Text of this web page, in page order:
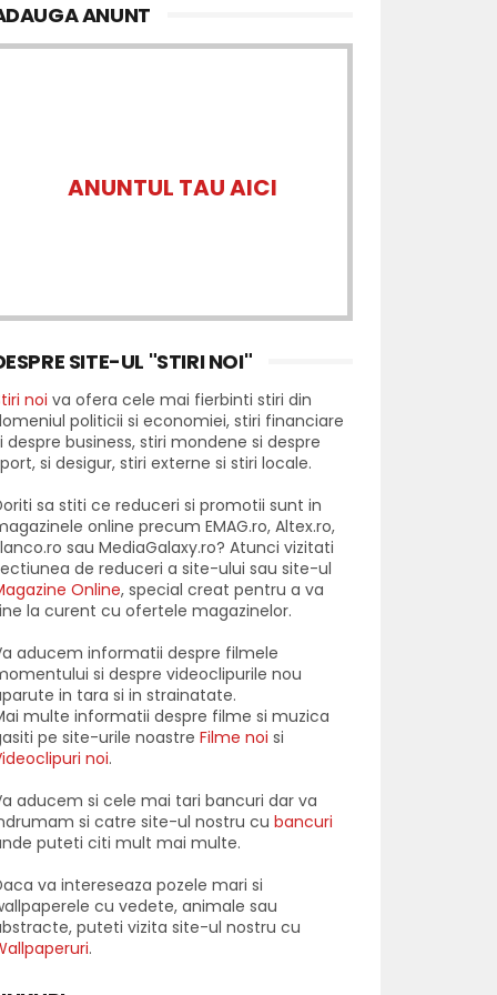
ANUNT
ANUNTUL TAU AICI
SITE-UL "STIRI NOI"
noi va ofera cele mai fierbinti stiri din
politicii si economiei, stiri financiare
despre business, stiri mondene si despre
si desigur, stiri externe si stiri locale.
sa stiti ce reduceri si promotii sunt in
online precum EMAG.ro, Altex.ro,
sau MediaGalaxy.ro? Atunci vizitati
de reduceri a site-ului sau site-ul
Online, special creat pentru a va
la curent cu ofertele magazinelor.
aducem informatii despre filmele
si despre videoclipurile nou
in tara si in strainatate.
multe informatii despre filme si muzica
pe site-urile noastre Filme noi si
noi.
aducem si cele mai tari bancuri dar va
si catre site-ul nostru cu bancuri
puteti citi mult mai multe.
va intereseaza pozele mari si
cu vedete, animale sau
puteti vizita site-ul nostru cu
.